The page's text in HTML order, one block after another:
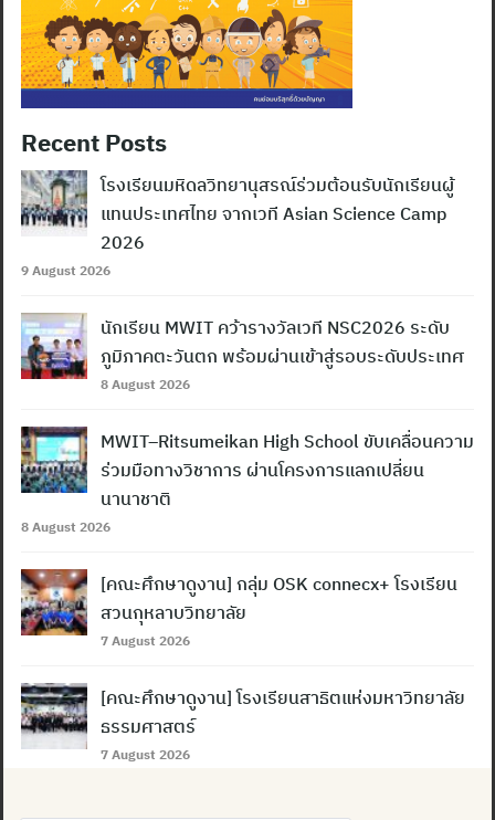
Recent Posts
โรงเรียนมหิดลวิทยานุสรณ์ร่วมต้อนรับนักเรียนผู้
แทนประเทศไทย จากเวที Asian Science Camp
2026
9 August 2026
นักเรียน MWIT คว้ารางวัลเวที NSC2026 ระดับ
ภูมิภาคตะวันตก พร้อมผ่านเข้าสู่รอบระดับประเทศ
8 August 2026
MWIT–Ritsumeikan High School ขับเคลื่อนความ
ร่วมมือทางวิชาการ ผ่านโครงการแลกเปลี่ยน
นานาชาติ
8 August 2026
[คณะศึกษาดูงาน] กลุ่ม OSK connecx+ โรงเรียน
สวนกุหลาบวิทยาลัย
7 August 2026
[คณะศึกษาดูงาน] โรงเรียนสาธิตแห่งมหาวิทยาลัย
ธรรมศาสตร์
7 August 2026